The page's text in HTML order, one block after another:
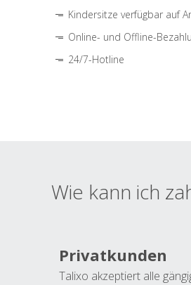
Kindersitze verfügbar auf
Online- und Offline-
24/7-Hotline
Wie kann ich
Privatkunden
Talixo akzeptiert alle